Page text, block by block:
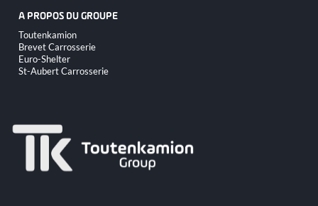
A PROPOS DU GROUPE
Aller
au
contenu
Toutenkamion
Brevet Carrosserie
Euro-Shelter
St-Aubert Carrosserie